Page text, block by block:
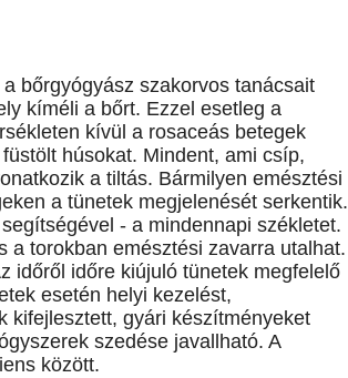
bőrgyógyász szakorvos tanácsait
kíméli a bőrt. Ezzel esetleg a
kívül a rosaceás betegek
húsokat. Mindent, ami csíp,
a tiltás. Bármilyen emésztési
a tünetek megjelenését serkentik.
- a mindennapi székletet.
a torokban emésztési zavarra utalhat.
időről időre kiújuló tünetek megfelelő
esetén helyi kezelést,
kifejlesztett, gyári készítményeket
szedése javallható. A
között.